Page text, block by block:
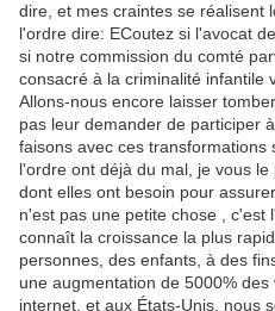
dire, et mes craintes se réalisent
l'ordre dire: ECoutez si l'avocat
si notre commission du comté
consacré à la criminalité infantile
Allons-nous encore laisser
pas leur demander de participer
faisons avec ces transformations
l'ordre ont déjà du mal, je vous
dont elles ont besoin pour
n'est pas une petite chose , c'est
connaît la croissance la plus
personnes, des enfants, à des
une augmentation de 5000%
internet, et aux États-Unis, nous